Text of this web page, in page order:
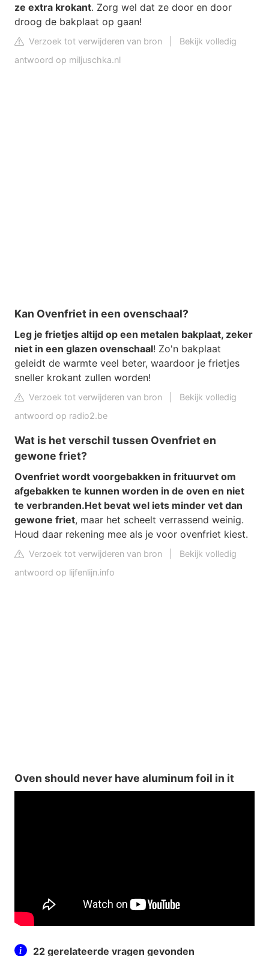
ze extra krokant. Zorg wel dat ze door en door
droog de bakplaat op gaan!
Verzoek tot verwijderen van bron
Bekijk volledig
antwoord op miljuschka.nl
Kan Ovenfriet in een ovenschaal?
Leg je frietjes altijd op een metalen bakplaat, zeker
niet in een glazen ovenschaal! Zo'n bakplaat
geleidt de warmte veel beter, waardoor je frietjes
sneller krokant zullen worden!
Verzoek tot verwijderen van bron
Bekijk volledig
antwoord op radio2.be
Wat is het verschil tussen Ovenfriet en
gewone friet?
Ovenfriet wordt voorgebakken in frituurvet om
afgebakken te kunnen worden in de oven en niet
te verbranden.Het bevat wel iets minder vet dan
gewone friet, maar het scheelt verrassend weinig.
Houd daar rekening mee als je voor ovenfriet kiest.
Verzoek tot verwijderen van bron
Bekijk volledig
antwoord op lijfenlijn.info
Oven should never have aluminum foil in it
22 gerelateerde vragen gevonden